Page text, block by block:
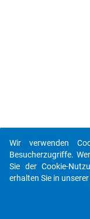
Wir verwenden
Besucherzugriffe.
Sie der Cookie-
erhalten Sie in unserer